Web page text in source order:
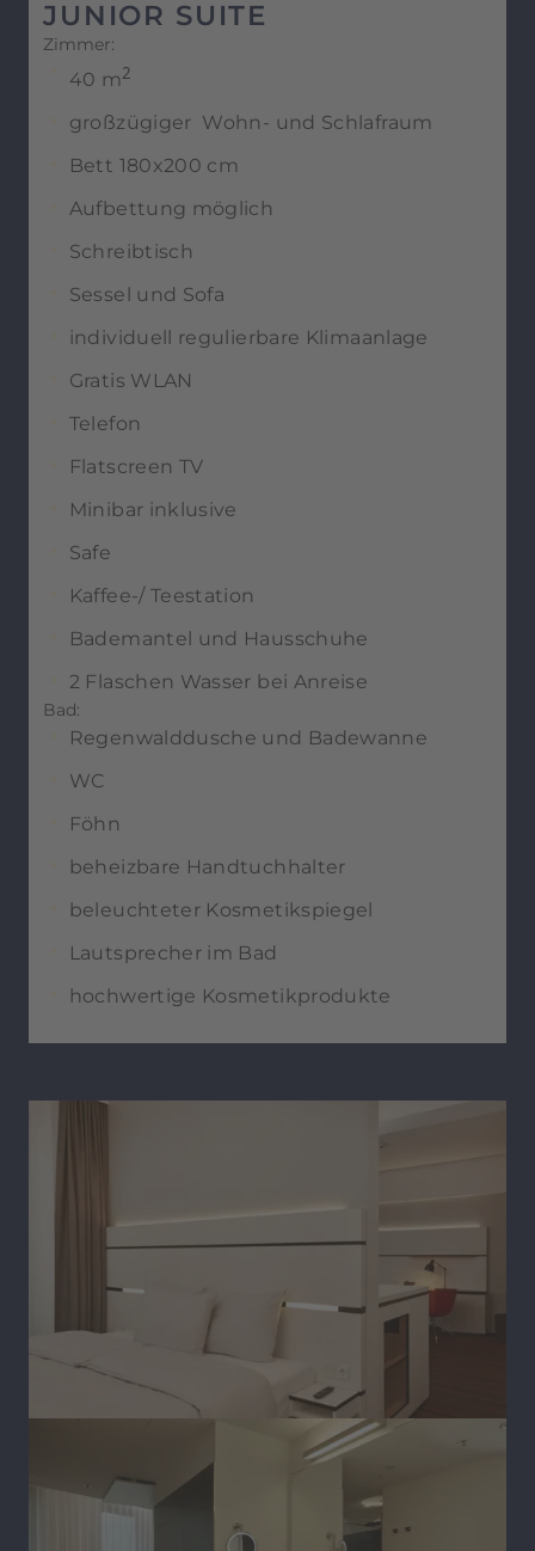
JUNIOR SUITE
Zimmer:
40 m2
großzügiger Wohn- und Schlafraum
Bett 180x200 cm
Aufbettung möglich
Schreibtisch
Sessel und Sofa
individuell regulierbare Klimaanlage
Gratis WLAN
Telefon
Flatscreen TV
Minibar inklusive
Safe
Kaffee-/ Teestation
Bademantel und Hausschuhe
2 Flaschen Wasser bei Anreise
Bad:
Regenwalddusche und Badewanne
WC
Föhn
beheizbare Handtuchhalter
beleuchteter Kosmetikspiegel
Lautsprecher im Bad
hochwertige Kosmetikprodukte